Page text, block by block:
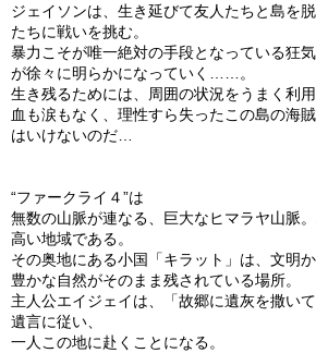
ジェイソンは、生き延びて友人たちと島を
たちに戦いを挑む。
暴力こそが唯一絶対の手段となっている狂
が徐々に明らかになっていく……。
生き残るためには、周囲の状況をうまく利
血も涙もなく、理性すら失ったこの島の海
はいけないのだ…
“ファークライ４”は
無数の山脈が連なる、巨大なヒマラヤ山脈
高い地域である。
その奥地にある小国「キラット」は、文明か
豊かな自然がそのまま残されている場所。
主人公エイジェイは、「故郷に遺灰を撒い
遺言に従い、
一人この地に赴くことになる。